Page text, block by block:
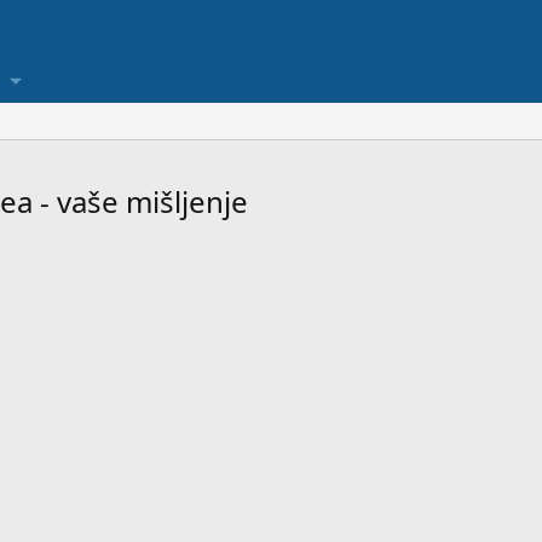
- vaše mišljenje